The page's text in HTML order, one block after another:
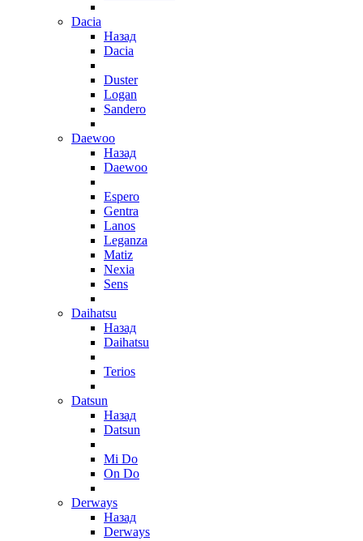
Dacia
Назад
Dacia
Duster
Logan
Sandero
Daewoo
Назад
Daewoo
Espero
Gentra
Lanos
Leganza
Matiz
Nexia
Sens
Daihatsu
Назад
Daihatsu
Terios
Datsun
Назад
Datsun
Mi Do
On Do
Derways
Назад
Derways